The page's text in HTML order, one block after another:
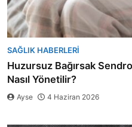
SAĞLIK HABERLERI
Huzursuz Bağırsak
Nasıl Yönetilir?
Ayse 4 Haziran 2026